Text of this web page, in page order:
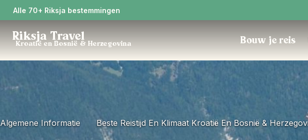
Alle 70+ Riksja bestemmingen
Riksja Travel
Kroatië en Bosnië & Herzegovina Bouw je reis
Algemene Informatie Beste Reistijd En Klimaat Kroatië En Bosnië &